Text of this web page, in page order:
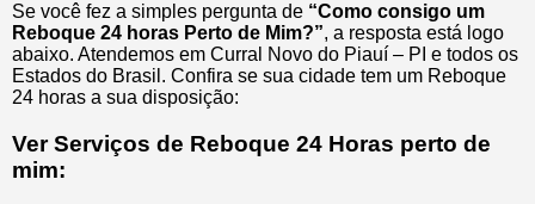
Se você fez a simples pergunta de “Como consigo um
Reboque 24 horas Perto de Mim?”, a resposta está logo
abaixo. Atendemos em Curral Novo do Piauí – PI e todos os
Estados do Brasil. Confira se sua cidade tem um Reboque
24 horas a sua disposição:
Ver Serviços de Reboque 24 Horas perto de
mim: